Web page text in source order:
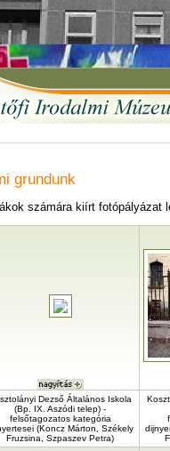
grundunk
számára kiírt fotópályázat
Dezső Általános Iskola
(Bp. IX. Aszódi telep) -
felsőtagozatos kategória
(Koncz Márton, Székely
Fruzsina, Szpaszev Petra)